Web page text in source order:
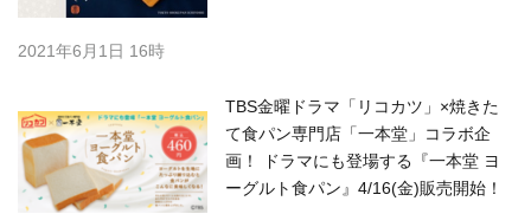
2021年6月1日 16時
TBS金曜ドラマ「リコカツ」×焼きた
て食パン専門店「一本堂」コラボ企
画！ ドラマにも登場する『一本堂 ヨ
ーグルト食パン』4/16(金)販売開始！